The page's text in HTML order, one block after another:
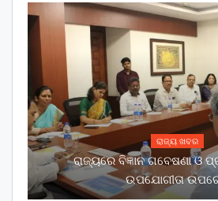
ରାଜ୍ୟ ଖବର
ରାଜ୍ୟରେ ବିଜ୍ଞାନ ଗବେଷଣା ଓ
ଉପଯୋଗୀତା